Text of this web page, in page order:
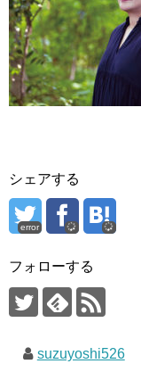
シェアする
error
フォローする
suzuyoshi526